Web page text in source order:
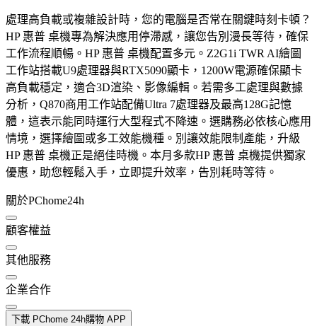
處理高負載或複雜設計時，您的電腦是否常在關鍵時刻卡頓？
HP 惠普 桌機專為解決應用停滯感，讓您告別漫長等待，確保
工作流程順暢。HP 惠普 桌機配置多元。Z2G1i TWR AI繪圖
工作站搭載U9處理器與RTX5090顯卡，1200W電源確保顯卡
高負載穩定，適合3D渲染、影像編輯。若需多工處理與數據
分析，Q870商用工作站配備Ultra 7處理器及最高128G記憶
體，這表示能同時運行大型程式不降速。選購務必依核心應用
情境，選擇繪圖或多工效能機種。別讓效能限制產能，升級
HP 惠普 桌機正是絕佳時機。本月多款HP 惠普 桌機提供獨家
優惠，助您輕鬆入手，立即提升效率，告別耗時等待。
關於PChome24h
顧客權益
其他服務
企業合作
下載 PChome 24h購物 APP